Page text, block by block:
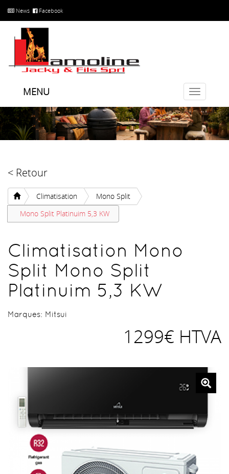
News Facebook
Toggle
MENU
< Retour
Climatisation
Mono Split
Mono Split Platinuim 5,3 KW
Climatisation Mono
Split Mono Split
Platinuim 5,3 KW
Marques: Mitsui
1299€ HTVA